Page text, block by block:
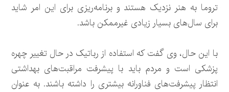
تروما به هنر نزدیک هستند و برنامه‌ریزی برای این امر شاید
برای سال‌های بسیار زیادی غیرممکن باشد.
با این حال، وی گفت که استفاده از رباتیک در حال تغییر چهره
پزشکی است و مردم باید با پیشرفت مراقبت‌های بهداشتی
انتظار پیشرفت‌های فناورانه بیشتری را داشته باشند. به عنوان